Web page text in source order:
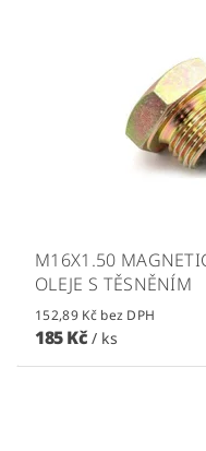
M16X1.50
OLEJE S TĚSNĚNÍM
152,89 Kč bez DPH
185 Kč / ks